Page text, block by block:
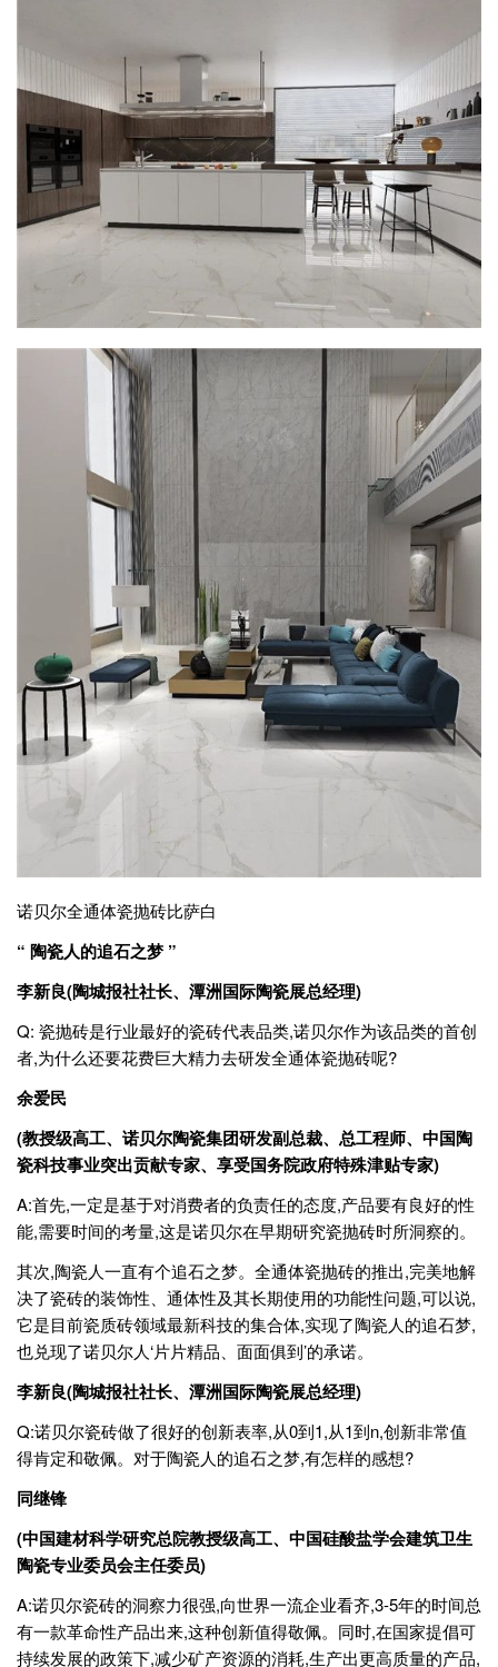
诺贝尔全通体瓷抛砖比萨白
“ 陶瓷人的追石之梦 ”
李新良(陶城报社社长、潭洲国际陶瓷展总经理)
Q: 瓷抛砖是行业最好的瓷砖代表品类,诺贝尔作为该品类的首创
者,为什么还要花费巨大精力去研发全通体瓷抛砖呢?
余爱民
(教授级高工、诺贝尔陶瓷集团研发副总裁、总工程师、中国陶
瓷科技事业突出贡献专家、享受国务院政府特殊津贴专家)
A:首先,一定是基于对消费者的负责任的态度,产品要有良好的性
能,需要时间的考量,这是诺贝尔在早期研究瓷抛砖时所洞察的。
其次,陶瓷人一直有个追石之梦。全通体瓷抛砖的推出,完美地解
决了瓷砖的装饰性、通体性及其长期使用的功能性问题,可以说,
它是目前瓷质砖领域最新科技的集合体,实现了陶瓷人的追石梦,
也兑现了诺贝尔人‘片片精品、面面俱到’的承诺。
李新良(陶城报社社长、潭洲国际陶瓷展总经理)
Q:诺贝尔瓷砖做了很好的创新表率,从0到1,从1到n,创新非常值
得肯定和敬佩。对于陶瓷人的追石之梦,有怎样的感想?
同继锋
(中国建材科学研究总院教授级高工、中国硅酸盐学会建筑卫生
陶瓷专业委员会主任委员)
A:诺贝尔瓷砖的洞察力很强,向世界一流企业看齐,3-5年的时间总
有一款革命性产品出来,这种创新值得敬佩。同时,在国家提倡可
持续发展的政策下,减少矿产资源的消耗,生产出更高质量的产品,